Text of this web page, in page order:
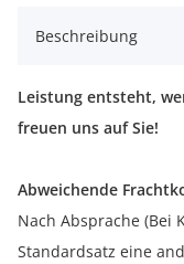
Beschreibung
Leistung entsteht,
freuen uns auf Sie!
Abweichende
Nach Absprache (Bei
Standardsatz eine